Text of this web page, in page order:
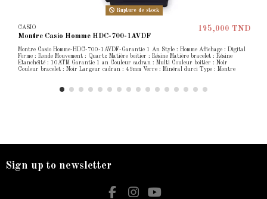
Rupture de stock
CASIO
Montre Casio Homme HDC-700-1AVDF
195,000 TND
Montre Casio Homme-HDC-700-1AVDF-Garantie 1 An Style : Homme Affichage : Digital
Forme : Ronde Mouvement : Quartz Matière boitier : Résine Matière bracelet : Résine
Etanchéité : 10ATM Garantie 1 an Couleur cadran : Multi Couleur boitier : Noir
Couleur bracelet : Noir Largeur cadran : 49mm Verre : Minéral durci Type : Montre
Sign up to newsletter